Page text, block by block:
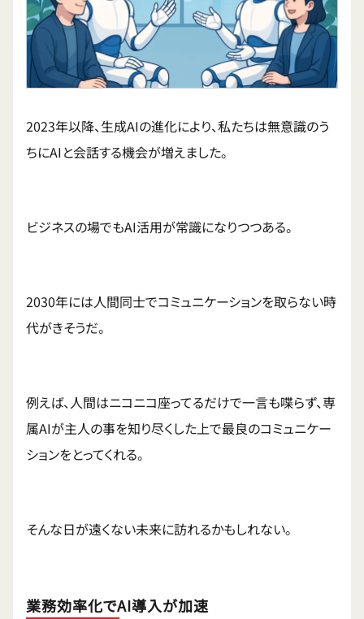
2023年以降、生成AIの進化により、私たちは無意識のう
ちにAIと会話する機会が増えました。
ビジネスの場でもAI活用が常識になりつつある。
2030年には人間同士でコミュニケーションを取らない時
代がきそうだ。
例えば、人間はニコニコ座ってるだけで一言も喋らず、専
属AIが主人の事を知り尽くした上で最良のコミュニケー
ションをとってくれる。
そんな日が遠くない未来に訪れるかもしれない。
業務効率化でAI導入が加速